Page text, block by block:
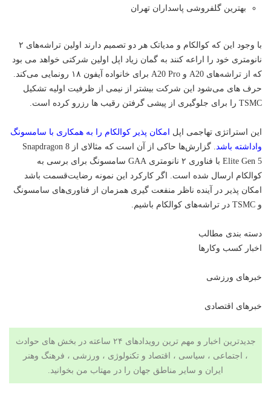
بهترین گلفروشی پاسداران تهران
با وجود این که کوالکام و مدیاتک هر دو تصمیم دارند اولین تراشه‌های ۲
نانومتری خود را اراعه کنند به گمان زیاد اپل اولین شرکتی خواهد می بود
که از تراشه‌های A20 و A20 Pro برای خانواده آیفون ۱۸ رونمایی می‌کند.
حرف های می‌شود این شرکت بیشتر از نیمی از ظرفیت اولیه تشکیل
TSMC را برای جلوگیری از پیشی گرفتن رقیب ها رزرو کرده است.
این استراتژی تهاجمی اپل امکان پذیر کوالکام را به همکاری با سامسونگ
واداشته باشد
. گزارش‌ها حاکی از آن است که مثالای از Snapdragon 8
Elite Gen 5 با فناوری ۲ نانومتری GAA سامسونگ برای برسی به
کوالکام ارسال شده است. اگر کارکرد این نمونه رضایت‌قسمت باشد
امکان پذیر در آینده ناظر منفعت گیری همزمان از فناوری‌های سامسونگ
و TSMC در تراشه‌های کوالکام باشیم.
دسته بندی مطالب
اخبار کسب وکارها
خبرهای ورزشی
خبرهای اقتصادی
جدیدترین اخبار و مهم ترین رویدادهای ۲۴ ساعته در بخش های حوادث
، اجتماعی ، سیاسی ، اقتصاد و تکنولوژی ، ورزشی ، فرهنگ وهنر
ایران و سایر مناطق جهان را در مهتاب من بخوانید.